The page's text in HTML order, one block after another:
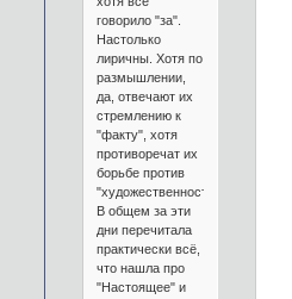
говорило "за".
Настолько
лиричны. Хотя по
размышлении,
да, отвечают их
стремлению к
"факту", хотя
противоречат их
борьбе против
"художественности".
В общем за эти
дни перечитала
практически всё,
что нашла про
"Настоящее" и